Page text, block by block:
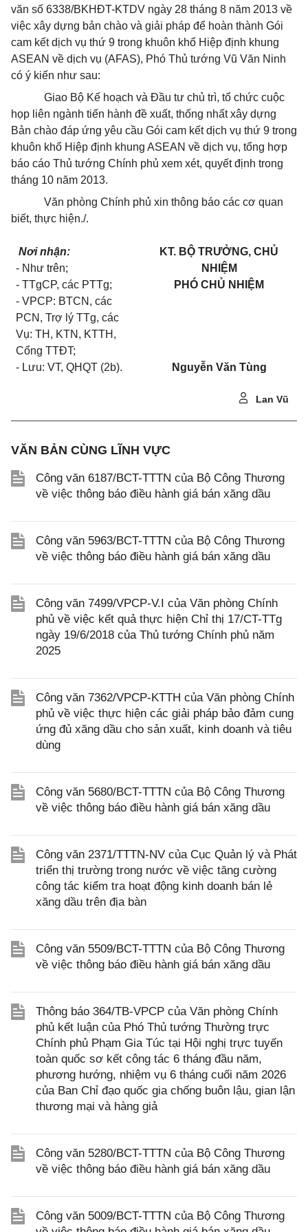
văn số 6338/BKHĐT-KTDV ngày 28 tháng 8 năm 2013 về
việc xây dựng bản chào và giải pháp để hoàn thành Gói
cam kết dịch vụ thứ 9 trong khuôn khổ Hiệp định khung
ASEAN về dịch vụ (AFAS), Phó Thủ tướng Vũ Văn Ninh
có ý kiến như sau:
Giao Bộ Kế hoạch và Đầu tư chủ trì, tổ chức cuộc
họp liên ngành tiến hành đề xuất, thống nhất xây dựng
Bản chào đáp ứng yêu cầu Gói cam kết dịch vụ thứ 9 trong
khuôn khổ Hiệp định khung ASEAN về dịch vụ, tổng hợp
báo cáo Thủ tướng Chính phủ xem xét, quyết định trong
tháng 10 năm 2013.
Văn phòng Chính phủ xin thông báo các cơ quan
biết, thực hiện./.
Nơi nhận:
- Như trên;
- TTgCP, các PTTg;
- VPCP: BTCN, các
PCN, Trợ lý TTg, các
Vụ: TH, KTN, KTTH,
Cổng TTĐT;
- Lưu: VT, QHQT (2b).
KT. BỘ TRƯỞNG, CHỦ
NHIỆM
PHÓ CHỦ NHIỆM
Nguyễn Văn Tùng
Lan Vũ
VĂN BẢN CÙNG LĨNH VỰC
Công văn 6187/BCT-TTTN của Bộ Công Thương
về việc thông báo điều hành giá bán xăng dầu
Công văn 5963/BCT-TTTN của Bộ Công Thương
về việc thông báo điều hành giá bán xăng dầu
Công văn 7499/VPCP-V.I của Văn phòng Chính
phủ về việc kết quả thực hiện Chỉ thị 17/CT-TTg
ngày 19/6/2018 của Thủ tướng Chính phủ năm
2025
Công văn 7362/VPCP-KTTH của Văn phòng Chính
phủ về việc thực hiện các giải pháp bảo đảm cung
ứng đủ xăng dầu cho sản xuất, kinh doanh và tiêu
dùng
Công văn 5680/BCT-TTTN của Bộ Công Thương
về việc thông báo điều hành giá bán xăng dầu
Công văn 2371/TTTN-NV của Cục Quản lý và Phát
triển thị trường trong nước về việc tăng cường
công tác kiểm tra hoạt động kinh doanh bán lẻ
xăng dầu trên địa bàn
Công văn 5509/BCT-TTTN của Bộ Công Thương
về việc thông báo điều hành giá bán xăng dầu
Thông báo 364/TB-VPCP của Văn phòng Chính
phủ kết luận của Phó Thủ tướng Thường trực
Chính phủ Phạm Gia Túc tại Hội nghị trực tuyến
toàn quốc sơ kết công tác 6 tháng đầu năm,
phương hướng, nhiệm vụ 6 tháng cuối năm 2026
của Ban Chỉ đạo quốc gia chống buôn lậu, gian lận
thương mại và hàng giả
Công văn 5280/BCT-TTTN của Bộ Công Thương
về việc thông báo điều hành giá bán xăng dầu
Công văn 5009/BCT-TTTN của Bộ Công Thương